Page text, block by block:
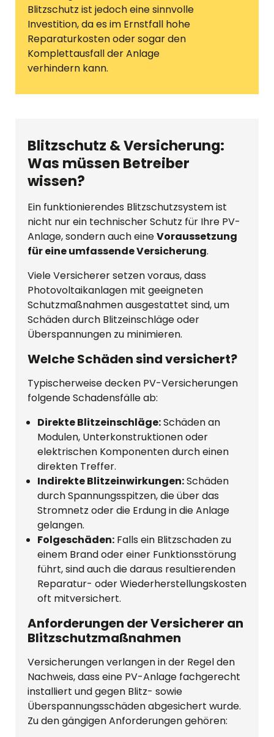
Blitzschutz ist jedoch eine sinnvolle
Investition, da es im Ernstfall hohe
Reparaturkosten oder sogar den
Komplettausfall der Anlage
verhindern kann.
Blitzschutz & Versicherung:
Was müssen Betreiber
wissen?
Ein funktionierendes Blitzschutzsystem ist
nicht nur ein technischer Schutz für Ihre PV-
Anlage, sondern auch eineVoraussetzung
für eine umfassende Versicherung.
Viele Versicherer setzen voraus, dass
Photovoltaikanlagen mit geeigneten
Schutzmaßnahmen ausgestattet sind, um
Schäden durch Blitzeinschläge oder
Überspannungen zu minimieren.
Welche Schäden sind versichert?
Typischerweise decken PV-Versicherungen
folgende Schadensfälle ab:
Direkte Blitzeinschläge:Schäden an
Modulen, Unterkonstruktionen oder
elektrischen Komponenten durch einen
direkten Treffer.
Indirekte Blitzeinwirkungen:Schäden
durch Spannungsspitzen, die über das
Stromnetz oder die Erdung in die Anlage
gelangen.
Folgeschäden: Falls ein Blitzschaden zu
einem Brand oder einer Funktionsstörung
führt, sind auch die daraus resultierenden
Reparatur- oder Wiederherstellungskosten
oft mitversichert.
Anforderungen der Versicherer an
Blitzschutzmaßnahmen
Versicherungen verlangen in der Regel den
Nachweis, dass eine PV-Anlage fachgerecht
installiert und gegen Blitz- sowie
Überspannungsschäden abgesichert wurde.
Zu den gängigen Anforderungen gehören: